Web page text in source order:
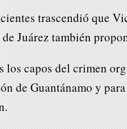
trascendió que
Juárez también
los capos del crimen
de Guantánamo y